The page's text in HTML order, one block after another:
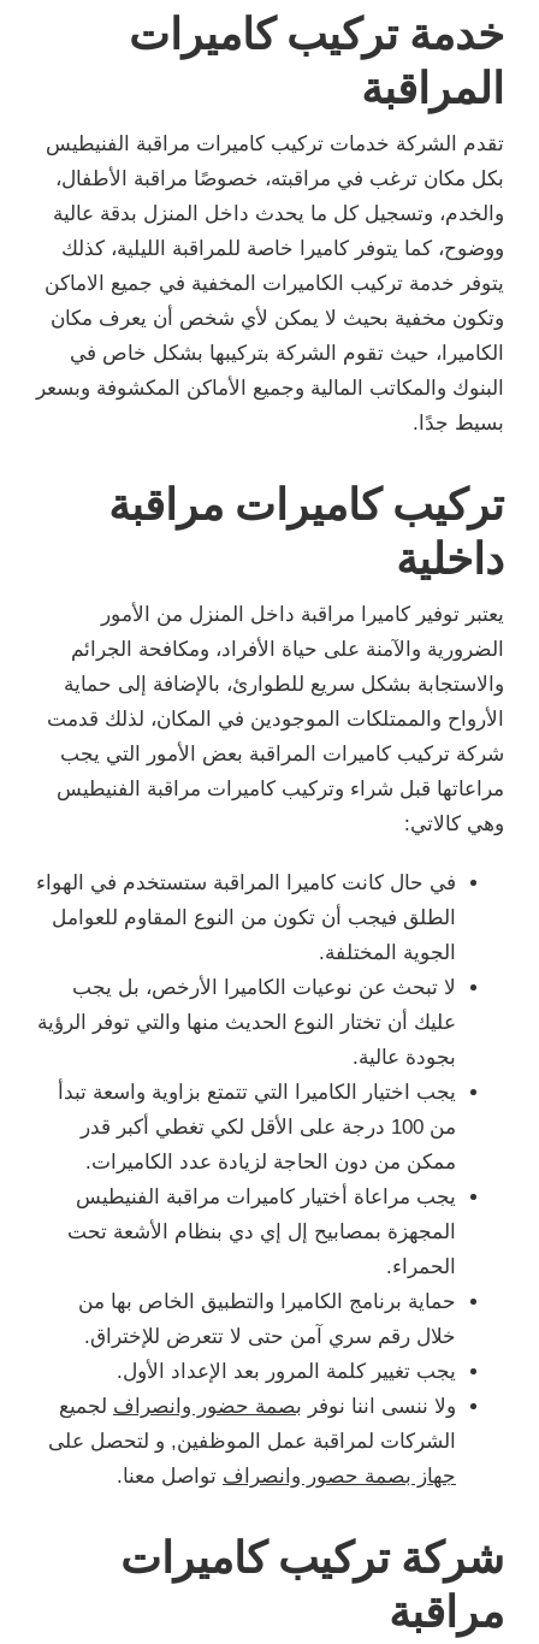
خدمة تركيب كاميرات
المراقبة
تقدم الشركة خدمات تركيب كاميرات مراقبة الفنيطيس
بكل مكان ترغب في مراقبته، خصوصًا مراقبة الأطفال،
والخدم، وتسجيل كل ما يحدث داخل المنزل بدقة عالية
ووضوح، كما يتوفر كاميرا خاصة للمراقبة الليلية، كذلك
يتوفر خدمة تركيب الكاميرات المخفية في جميع الاماكن
وتكون مخفية بحيث لا يمكن لأي شخص أن يعرف مكان
الكاميرا، حيث تقوم الشركة بتركيبها بشكل خاص في
البنوك والمكاتب المالية وجميع الأماكن المكشوفة وبسعر
بسيط جدًا.
تركيب كاميرات مراقبة
داخلية
يعتبر توفير كاميرا مراقبة داخل المنزل من الأمور
الضرورية والآمنة على حياة الأفراد، ومكافحة الجرائم
والاستجابة بشكل سريع للطوارئ، بالإضافة إلى حماية
الأرواح والممتلكات الموجودين في المكان، لذلك قدمت
شركة تركيب كاميرات المراقبة بعض الأمور التي يجب
مراعاتها قبل شراء وتركيب كاميرات مراقبة الفنيطيس
وهي كالاتي:
في حال كانت كاميرا المراقبة ستستخدم في الهواء
الطلق فيجب أن تكون من النوع المقاوم للعوامل
الجوية المختلفة.
لا تبحث عن نوعيات الكاميرا الأرخص، بل يجب
عليك أن تختار النوع الحديث منها والتي توفر الرؤية
بجودة عالية.
يجب اختيار الكاميرا التي تتمتع بزاوية واسعة تبدأ
من 100 درجة على الأقل لكي تغطي أكبر قدر
ممكن من دون الحاجة لزيادة عدد الكاميرات.
يجب مراعاة أختيار كاميرات مراقبة الفنيطيس
المجهزة بمصابيح إل إي دي بنظام الأشعة تحت
الحمراء.
حماية برنامج الكاميرا والتطبيق الخاص بها من
خلال رقم سري آمن حتى لا تتعرض للإختراق.
يجب تغيير كلمة المرور بعد الإعداد الأول.
ولا ننسى اننا نوفر بصمة حضور وانصراف لجميع
الشركات لمراقبة عمل الموظفين, و لتحصل على
جهاز بصمة حصور وانصراف تواصل معنا.
شركة تركيب كاميرات
مراقبة